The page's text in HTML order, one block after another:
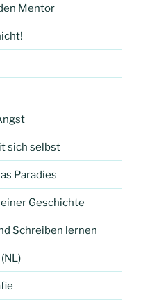
Mentor
sich selbst
Paradies
Geschichte
Schreiben lernen